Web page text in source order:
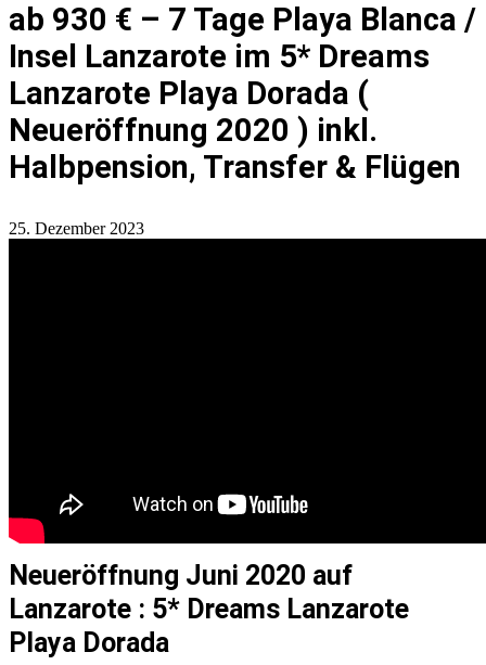
ab 930 € – 7 Tage Playa Blanca /
Insel Lanzarote im 5* Dreams
Lanzarote Playa Dorada (
Neueröffnung 2020 ) inkl.
Halbpension, Transfer & Flügen
25. Dezember 2023
Neueröffnung Juni 2020 auf
Lanzarote : 5* Dreams Lanzarote
Playa Dorada